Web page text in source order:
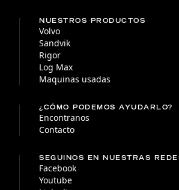
NUESTROS PRODUCTOS
Volvo
Sandvik
Rigor
Log Max
Maquinas usadas
¿CÓMO PODEMOS AYUDARLO?
Encontranos
Contacto
SEGUINOS EN NUESTRAS
Facebook
Youtube